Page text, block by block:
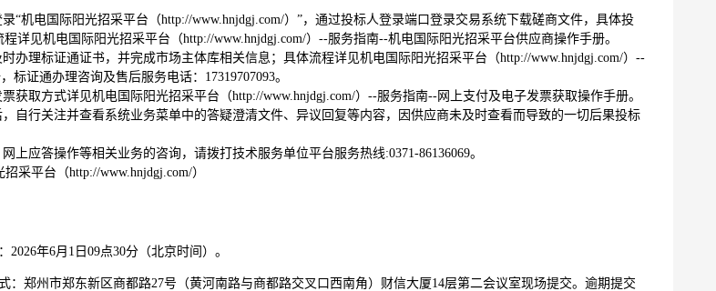
“机电国际阳光招采平台（http://www.hnjdgj.com/）”，通过投标人登录端口登录交易系统下载磋商文件，具体投
详见机电国际阳光招采平台（http://www.hnjdgj.com/）--服务指南--机电国际阳光招采平台供应商操作手册。
办理标证通证书，并完成市场主体库相关信息；具体流程详见机电国际阳光招采平台（http://www.hnjdgj.com/）--
标证通办理咨询及售后服务电话：17319707093。
获取方式详见机电国际阳光招采平台（http://www.hnjdgj.com/）--服务指南--网上支付及电子发票获取操作手册。
自行关注并查看系统业务菜单中的答疑澄清文件、异议回复等内容，因供应商未及时查看而导致的一切后果投标
上应答操作等相关业务的咨询，请拨打技术服务单位平台服务热线:0371-86136069。
采平台（http://www.hnjdgj.com/）
2026年6月 1 日 09点30分（北京时间） 。
：郑州市郑东新区商都路27号（黄河南路与商都路交叉口西南角）财信大厦14层第二会议室现场提交。逾期提交